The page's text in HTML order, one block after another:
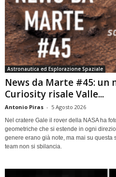
Astronautica ed Esplorazione Spaziale
News da Marte #45: un
Curiosity risale Valle...
Antonio Piras - 5 Agosto 2026
Nel cratere Gale il rover della NASA ha
geometriche che si estende in ogni
genere erano già note, ma mai su questa
team non si sbilancia.